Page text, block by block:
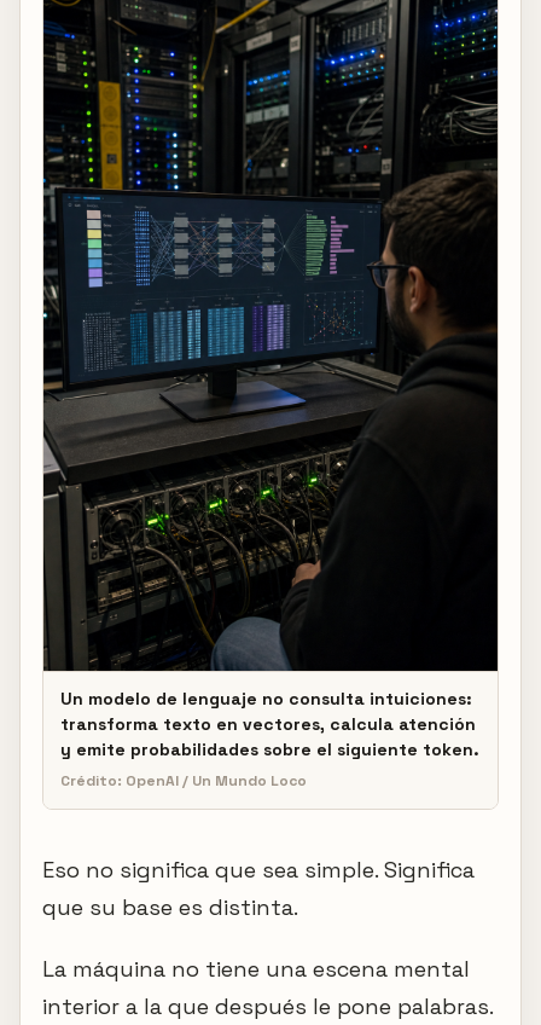
Un modelo de lenguaje no consulta intuiciones:
transforma texto en vectores, calcula atención
y emite probabilidades sobre el siguiente token.
Crédito: OpenAI / Un Mundo Loco
Eso no significa que sea simple. Significa
que su base es distinta.
La máquina no tiene una escena mental
interior a la que después le pone palabras.